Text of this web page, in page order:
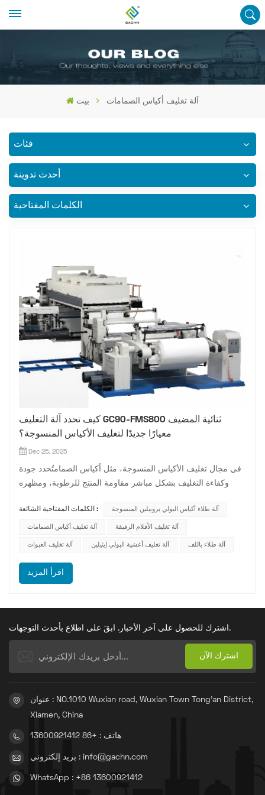
بيت آلة تغليف أكياس الصمامات
فئات
أحدث تدوينة
الكلمات المفتاحية
كيف تحدد آلة التغليف GC90-FMS800 ثنائية المضيف
معيارًا جديدًا لتغليف الأكياس المنسوجة؟
Dec 25, 2025
في مجال تغليف الأكياس المنسوجة، مثل أكياس الصمامتُحدد جودة
وكفاءة التغليف بشكل مباشر مقاومة المنتج للرطوبة، ومظهره
مثل انخفاض كفاءة التغليف أحادي الجانب، وعدم اتساق الجودة بين
الكلمات المفتاحية الشائعة : آلة طلاء أكياس البولي بروبيلين المنسوجة
آلة تغليف أكياس الصمامات آلة تغليف الأفلام الرقيقة
آلة تغليف العبوات آلة تغليف أغشية البولي إيثيلين آلة طلاء باللف
اقرأ المزيد
اشترك للحصول على آخر الأخبار. ابقَ على اطلاع بأحدث التوجهات.
عنوان : NO.1010 Wuxian road, Wuxian Town Tong'an District,
Xiamen, China
هاتف : +86 13600921412
بريد إلكتروني : info@gachn.com
WhatsApp : +86 13600921412